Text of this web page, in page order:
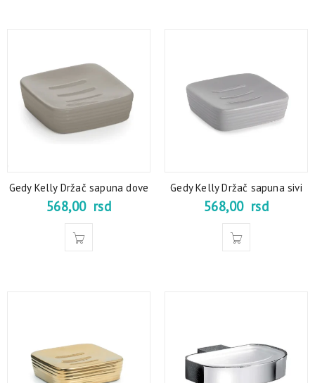
Gedy Kelly Držač sapuna dove
568,00 rsd
Gedy Kelly Držač sapuna sivi
568,00 rsd